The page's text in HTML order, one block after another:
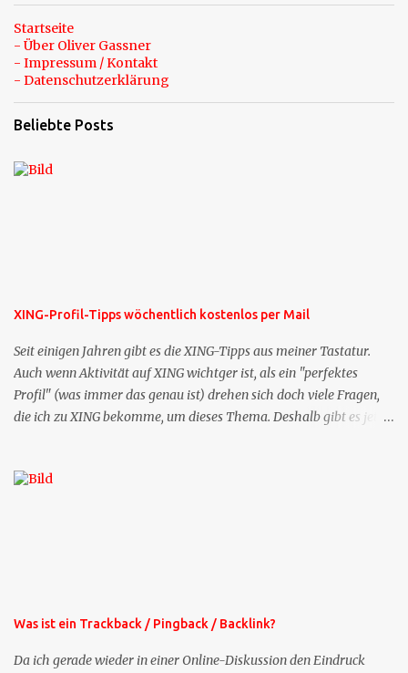
Startseite
- Über Oliver Gassner
- Impressum / Kontakt
- Datenschutzerklärung
Beliebte Posts
XING-Profil-Tipps wöchentlich kostenlos per Mail
Seit einigen Jahren gibt es die XING-Tipps aus meiner Tastatur.
Auch wenn Aktivität auf XING wichtger ist, als ein "perfektes
Profil" (was immer das genau ist) drehen sich doch viele Fragen,
die ich zu XING bekomme, um dieses Thema. Deshalb gibt es jetzt
bekommen Sie kostenlos eine weitere Folge. Die Startsequenz ist 16
Was ist ein Trackback / Pingback / Backlink?
Da ich gerade wieder in einer Online-Diskussion den Eindruck